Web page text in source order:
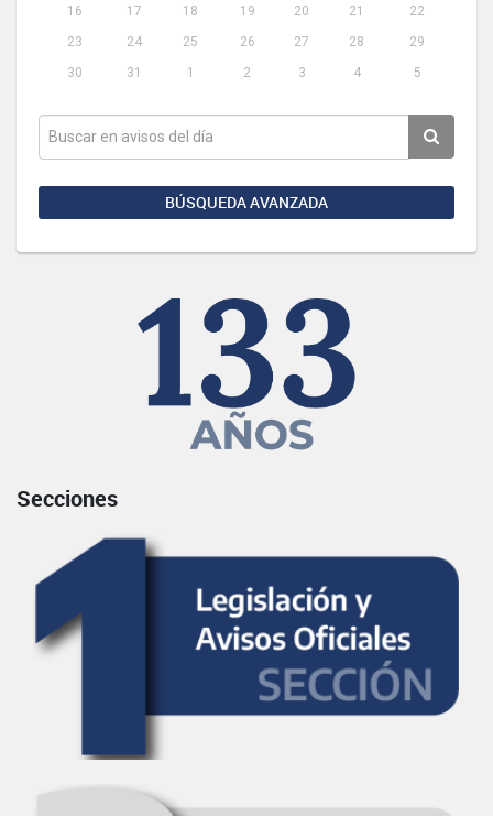
16
17 18 19 20 21
22
23
24 25 26 27 28
29
30
31 1 2 3 4 5
BÚSQUEDA AVANZADA
Secciones